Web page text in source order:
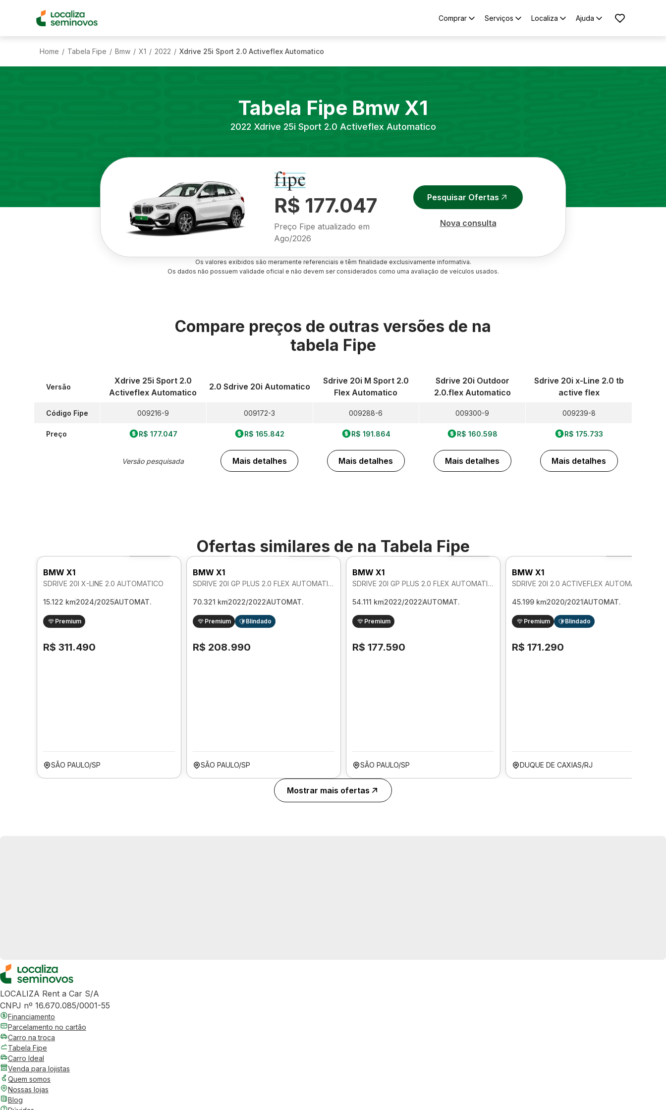
Comprar Serviços Localiza Ajuda
Home / Tabela Fipe / Bmw / X1 / 2022 / Xdrive 25i Sport 2.0 Activeflex Automatico
Tabela Fipe Bmw X1
2022 Xdrive 25i Sport 2.0 Activeflex Automatico
R$ 177.047
Preço Fipe atualizado em
Ago/2026
Pesquisar Ofertas
Nova consulta
Os valores exibidos são meramente referenciais e têm finalidade exclusivamente informativa.
Os dados não possuem validade oficial e não devem ser considerados como uma avaliação de veículos usados.
Compare preços de outras versões de na
tabela Fipe
Versão
Código Fipe
Preço
Xdrive 25i Sport 2.0
Activeflex Automatico
009216-9
R$ 177.047
Versão pesquisada
2.0 Sdrive 20i Automatico
009172-3
R$ 165.842
Mais detalhes
Sdrive 20i M Sport 2.0
Flex Automatico
009288-6
R$ 191.864
Mais detalhes
Sdrive 20i Outdoor
2.0.flex Automatico
009300-9
R$ 160.598
Mais detalhes
Sdrive 20i x-Line 2.0 tb
active flex
009239-8
R$ 175.733
Mais detalhes
Ofertas similares de na Tabela Fipe
BMW X1
SDRIVE 20I X-LINE 2.0 AUTOMATICO
15.122 km2024/2025AUTOMAT.
Premium
R$ 311.490
SÃO PAULO/SP
Foto 360º
BMW X1
SDRIVE 20I GP PLUS 2.0 FLEX AUTOMATICO
70.321 km2022/2022AUTOMAT.
Premium Blindado
R$ 208.990
SÃO PAULO/SP
Foto 360º
BMW X1
SDRIVE 20I GP PLUS 2.0 FLEX AUTOMATICO
54.111 km2022/2022AUTOMAT.
Premium
R$ 177.590
SÃO PAULO/SP
BMW X1
SDRIVE 20I 2.0 ACTIVEFLEX AUTOMATICO
45.199 km2020/2021AUTOMAT.
Premium Blindado
R$ 171.290
DUQUE DE CAXIAS/RJ
Mostrar mais ofertas
LOCALIZA Rent a Car S/A
CNPJ nº 16.670.085/0001-55
Financiamento
Parcelamento no cartão
Carro na troca
Tabela Fipe
Carro Ideal
Venda para lojistas
Quem somos
Nossas lojas
Blog